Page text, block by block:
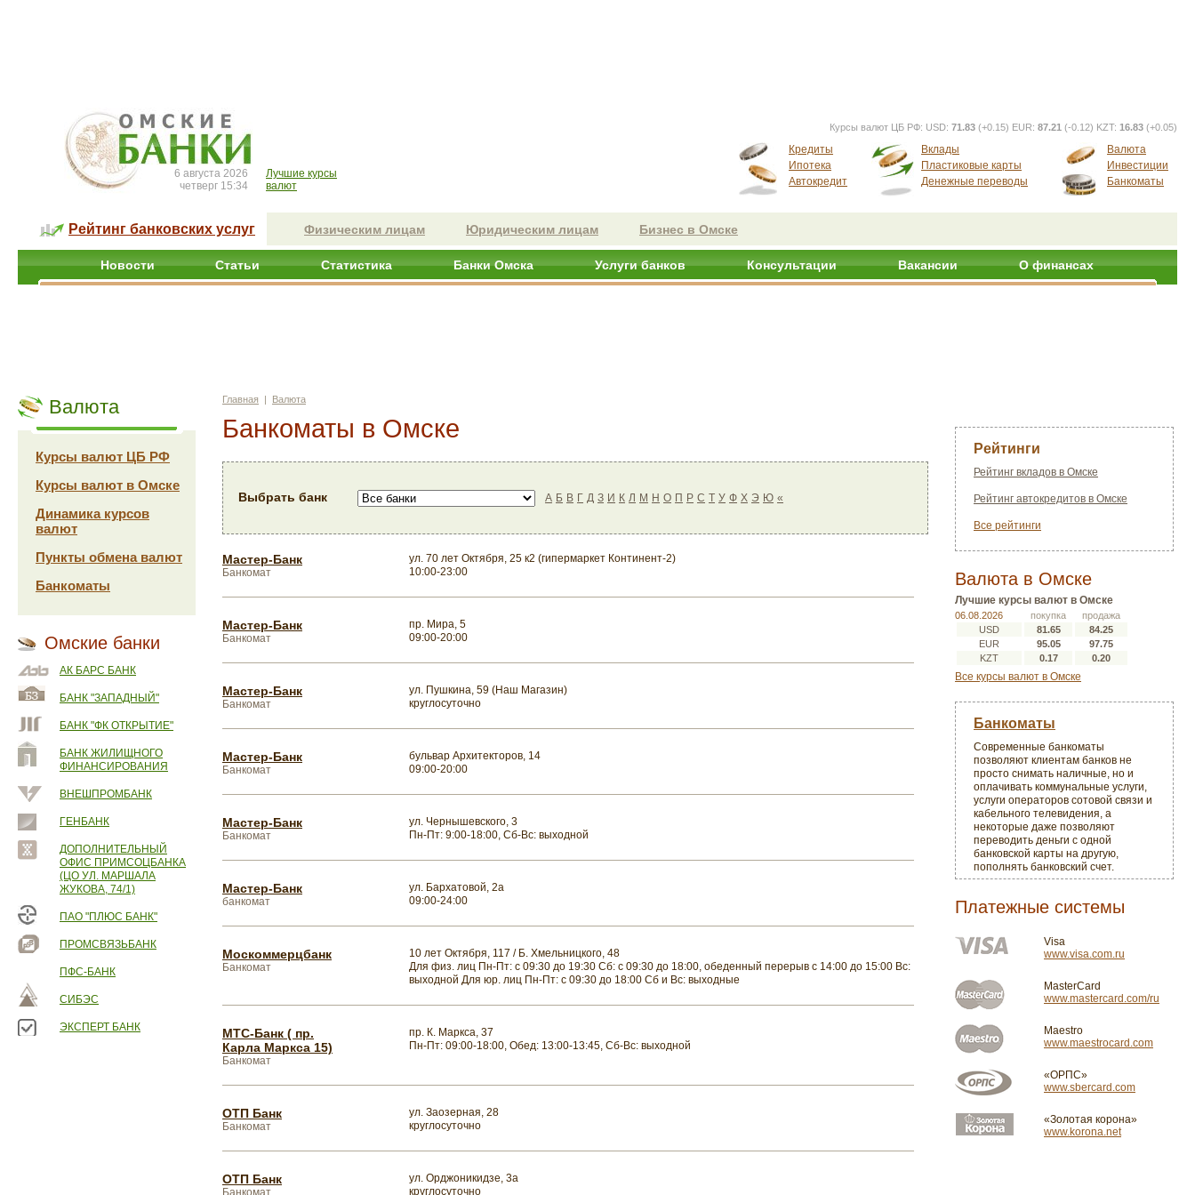
6 августа 2026
четверг 15:34
Лучшие курсы
валют
Курсы валют ЦБ РФ: USD: 71.83 (+0.15) EUR: 87.21 (-0.12) KZT: 16.83 (+0.05)
Кредиты
Ипотека
Автокредит
Вклады
Пластиковые карты
Денежные переводы
Валюта
Инвестиции
Банкоматы
Рейтинг банковских услуг Физическим лицам Юридическим лицам Бизнес в Омске
Новости Статьи Статистика Банки Омска Услуги банков Консультации Вакансии О финансах
Валюта
Курсы валют ЦБ РФ
Курсы валют в Омске
Динамика курсов
валют
Пункты обмена валют
Банкоматы
Омские банки
АК БАРС БАНК
БАНК "ЗАПАДНЫЙ"
БАНК "ФК ОТКРЫТИЕ"
БАНК ЖИЛИЩНОГО
ФИНАНСИРОВАНИЯ
ВНЕШПРОМБАНК
ГЕНБАНК
ДОПОЛНИТЕЛЬНЫЙ
ОФИС ПРИМСОЦБАНКА
(ЦО УЛ. МАРШАЛА
ЖУКОВА, 74/1)
ПАО "ПЛЮС БАНК"
ПРОМСВЯЗЬБАНК
ПФС-БАНК
СИБЭС
ЭКСПЕРТ БАНК
Главная | Валюта
Банкоматы в Омске
Выбрать банк А Б В Г Д З И К Л М Н О П Р С Т У Ф Х Э Ю «
Мастер-Банк
Банкомат
ул. 70 лет Октября, 25 к2 (гипермаркет Континент-2)
10:00-23:00
Мастер-Банк
Банкомат
пр. Мира, 5
09:00-20:00
Мастер-Банк
Банкомат
ул. Пушкина, 59 (Наш Магазин)
круглосуточно
Мастер-Банк
Банкомат
бульвар Архитекторов, 14
09:00-20:00
Мастер-Банк
Банкомат
ул. Чернышевского, 3
Пн-Пт: 9:00-18:00, Сб-Вс: выходной
Мастер-Банк
банкомат
ул. Бархатовой, 2а
09:00-24:00
Москоммерцбанк
Банкомат
10 лет Октября, 117 / Б. Хмельницкого, 48
Для физ. лиц Пн-Пт: с 09:30 до 19:30 Сб: с 09:30 до 18:00, обеденный перерыв с 14:00 до 15:00 Вс:
выходной Для юр. лиц Пн-Пт: с 09:30 до 18:00 Сб и Вс: выходные
МТС-Банк ( пр.
Карла Маркса 15)
Банкомат
пр. К. Маркса, 37
Пн-Пт: 09:00-18:00, Обед: 13:00-13:45, Сб-Вс: выходной
ОТП Банк
Банкомат
ул. Заозерная, 28
круглосуточно
ОТП Банк
ул. Орджоникидзе, 3а
круглосуточно
Рейтинги
Рейтинг вкладов в Омске
Рейтинг автокредитов в Омске
Все рейтинги
Валюта в Омске
Лучшие курсы валют в Омске
06.08.2026 покупка
продажа
USD
81.65
84.25
EUR
95.05
97.75
KZT
0.17 0.20
Все курсы валют в Омске
Банкоматы
Современные банкоматы
позволяют клиентам банков не
просто снимать наличные, но и
оплачивать коммунальные услуги,
услуги операторов сотовой связи и
кабельного телевидения, а
некоторые даже позволяют
переводить деньги с одной
банковской карты на другую,
пополнять банковский счет.
Платежные системы
Visa
www.visa.com.ru
MasterCard
www.mastercard.com/ru
Maestro
www.maestrocard.com
«ОРПС»
www.sbercard.com
«Золотая корона»
www.korona.net